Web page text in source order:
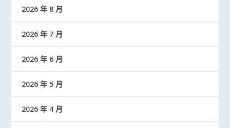
2026 年 8 月
2026 年 7 月
2026 年 6 月
2026 年 5 月
2026 年 4 月